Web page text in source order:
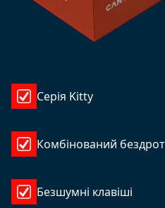
Серiя Kitty
Комбінований
Безшумні клавіші